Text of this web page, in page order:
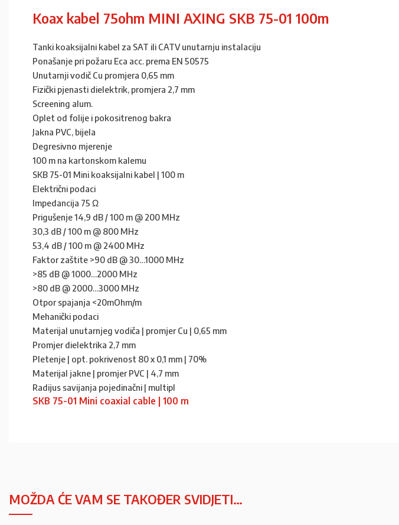
Koax kabel 75ohm MINI AXING SKB 75-01 100m
Tanki koaksijalni kabel za SAT ili CATV unutarnju instalaciju
Ponašanje pri požaru Eca acc. prema EN 50575
Unutarnji vodič Cu promjera 0,65 mm
Fizički pjenasti dielektrik, promjera 2,7 mm
Screening alum.
Oplet od folije i pokositrenog bakra
Jakna PVC, bijela
Degresivno mjerenje
100 m na kartonskom kalemu
SKB 75-01 Mini koaksijalni kabel | 100 m
Električni podaci
Impedancija 75 Ω
Prigušenje 14,9 dB / 100 m @ 200 MHz
30,3 dB / 100 m @ 800 MHz
53,4 dB / 100 m @ 2400 MHz
Faktor zaštite >90 dB @ 30…1000 MHz
>85 dB @ 1000…2000 MHz
>80 dB @ 2000…3000 MHz
Otpor spajanja <20mOhm/m
Mehanički podaci
Materijal unutarnjeg vodiča | promjer Cu | 0,65 mm
Promjer dielektrika 2,7 mm
Pletenje | opt. pokrivenost 80 x 0,1 mm | 70%
Materijal jakne | promjer PVC | 4,7 mm
Radijus savijanja pojedinačni | multipl
SKB 75-01 Mini coaxial cable | 100 m
MOŽDA ĆE VAM SE TAKOĐER SVIDJETI…